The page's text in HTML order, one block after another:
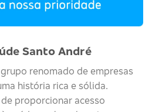
Santo André
renomado de empresas
história rica e sólida.
proporcionar acesso